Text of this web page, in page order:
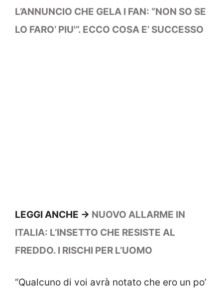
L’ANNUNCIO CHE GELA I FAN: “NON SO SE
LO FARO’ PIU'”. ECCO COSA E’ SUCCESSO
LEGGI ANCHE -> NUOVO ALLARME IN
ITALIA: L’INSETTO CHE RESISTE AL
FREDDO. I RISCHI PER L’UOMO
“Qualcuno di voi avrà notato che ero un po’